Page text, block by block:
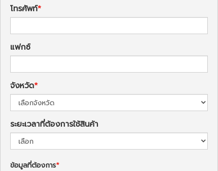
โทรศัพท์
แฟกซ์
จังหวัด
ระยะเวลาที่ต้องการใช้สินค้า
ข้อมูลที่ต้องการ